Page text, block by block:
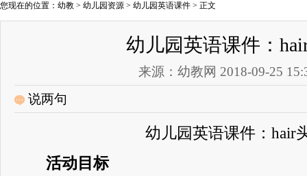
您现在的位置： 幼教 > 幼儿园资源 > 幼儿园英语课件 > 正文
幼儿园英语课件：
来源：幼教网 2018-09-25
说两句
幼儿园英语课件：hair
活动目标